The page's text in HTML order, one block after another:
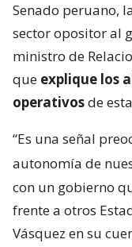
Senado peruano,
sector opositor al
ministro de
que explique los
operativosde
“Es una señal
autonomía de
con un gobierno
frente a otros
Vásquez en su